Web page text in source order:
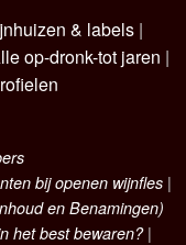
& labels |
op-dronk-tot jaren |
bij openen wijnfles |
en Benamingen)
het best bewaren?|